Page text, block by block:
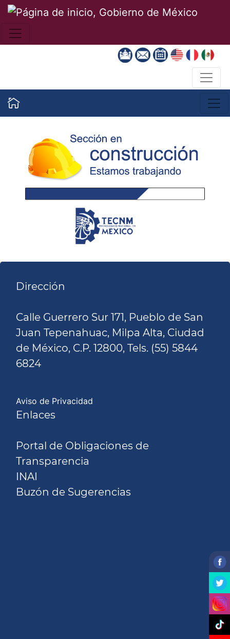
Dirección
Calle Guerrero Sur 171, Pueblo de San
Juan Tepenahuac, Milpa Alta, Ciudad
de México, C.P. 12800, Tels. (55) 5844
6824
Aviso de Privacidad
Enlaces
Portal de Obligaciones de
Transparencia
INAI
Buzón de Sugerencias